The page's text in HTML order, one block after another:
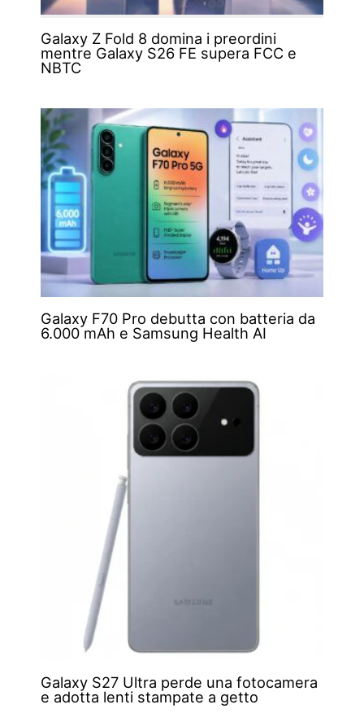
Galaxy Z Fold 8 domina i preordini
mentre Galaxy S26 FE supera FCC e
NBTC
Galaxy F70 Pro debutta con batteria da
6.000 mAh e Samsung Health AI
Galaxy S27 Ultra perde una fotocamera
e adotta lenti stampate a getto